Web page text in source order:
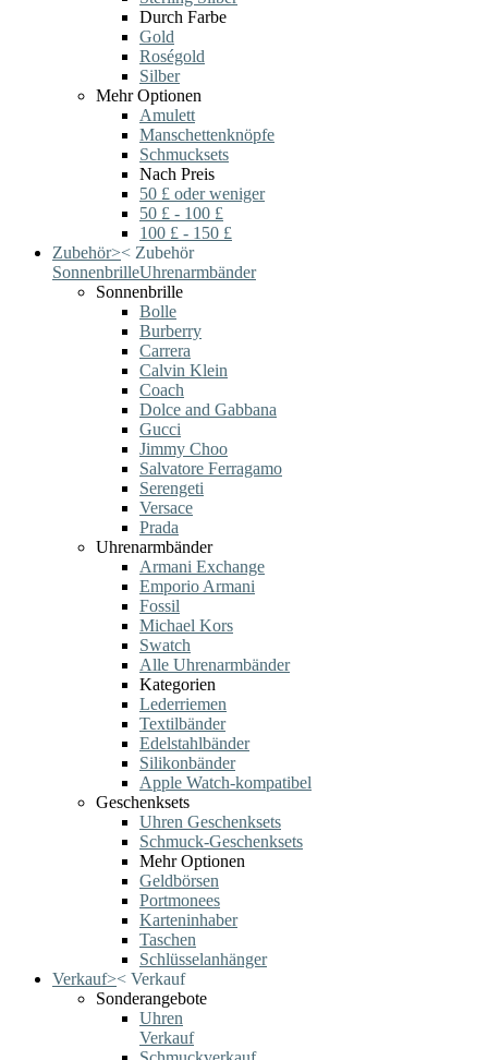
Durch Farbe
Gold
Roségold
Silber
Mehr Optionen
Amulett
Manschettenknöpfe
Schmucksets
Nach Preis
50 £ oder weniger
50 £ - 100 £
100 £ - 150 £
Zubehör>< Zubehör
SonnenbrilleUhrenarmbänder
Sonnenbrille
Bolle
Burberry
Carrera
Calvin Klein
Coach
Dolce and Gabbana
Gucci
Jimmy Choo
Salvatore Ferragamo
Serengeti
Versace
Prada
Uhrenarmbänder
Armani Exchange
Emporio Armani
Fossil
Michael Kors
Swatch
Alle Uhrenarmbänder
Kategorien
Lederriemen
Textilbänder
Edelstahlbänder
Silikonbänder
Apple Watch-kompatibel
Geschenksets
Uhren Geschenksets
Schmuck-Geschenksets
Mehr Optionen
Geldbörsen
Portmonees
Karteninhaber
Taschen
Schlüsselanhänger
Verkauf>< Verkauf
Sonderangebote
Uhren
Verkauf